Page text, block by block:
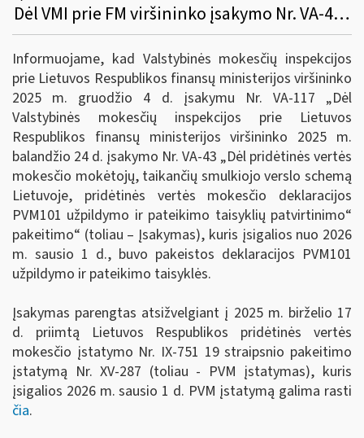
Dėl VMI prie FM viršininko įsakymo Nr. VA-43 pakeitimo
Informuojame, kad Valstybinės mokesčių inspekcijos
prie Lietuvos Respublikos finansų ministerijos viršininko
2025 m. gruodžio 4 d. įsakymu Nr. VA-117 „Dėl
Valstybinės mokesčių inspekcijos prie Lietuvos
Respublikos finansų ministerijos viršininko 2025 m.
balandžio 24 d. įsakymo Nr. VA-43 „Dėl pridėtinės vertės
mokesčio mokėtojų, taikančių smulkiojo verslo schemą
Lietuvoje, pridėtinės vertės mokesčio deklaracijos
PVM101 užpildymo ir pateikimo taisyklių patvirtinimo“
pakeitimo“ (toliau – Įsakymas), kuris įsigalios nuo 2026
m. sausio 1 d., buvo pakeistos deklaracijos PVM101
užpildymo ir pateikimo taisyklės.
Įsakymas parengtas atsižvelgiant į 2025 m. birželio 17
d. priimtą Lietuvos Respublikos pridėtinės vertės
mokesčio įstatymo Nr. IX-751 19 straipsnio pakeitimo
įstatymą Nr. XV-287 (toliau - PVM įstatymas), kuris
įsigalios 2026 m. sausio 1 d. PVM įstatymą galima rasti
čia.